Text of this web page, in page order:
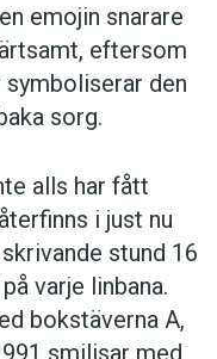
emojin snarare
eftersom
den
sorg.
alls har fått
i just nu
stund 16
varje linbana.
bokstäverna A,
991 smilisar med